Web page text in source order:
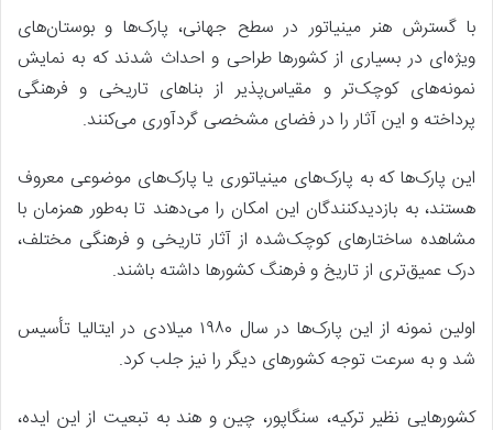
با گسترش هنر مینیاتور در سطح جهانی، پارک‌ها و بوستان‌های
ویژه‌ای در بسیاری از کشورها طراحی و احداث شدند که به نمایش
نمونه‌های کوچک‌تر و مقیاس‌پذیر از بناهای تاریخی و فرهنگی
پرداخته و این آثار را در فضای مشخصی گردآوری می‌کنند.
این پارک‌ها که به پارک‌های مینیاتوری یا پارک‌های موضوعی معروف
هستند، به بازدیدکنندگان این امکان را می‌دهند تا به‌طور همزمان با
مشاهده ساختارهای کوچک‌شده از آثار تاریخی و فرهنگی مختلف،
درک عمیق‌تری از تاریخ و فرهنگ کشورها داشته باشند.
اولین نمونه از این پارک‌ها در سال ۱۹۸۰ میلادی در ایتالیا تأسیس
شد و به سرعت توجه کشورهای دیگر را نیز جلب کرد.
کشورهایی نظیر ترکیه، سنگاپور، چین و هند به تبعیت از این ایده،